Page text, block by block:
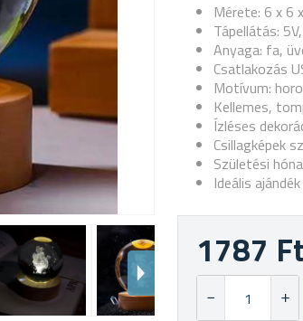
Mérete: 6 x 6
Tápellátás:
Anyaga: fa,
Csatlakozás
Motívum:
Kellemes,
Ízléses
Csillagképek
Születési
Ideális ajándék
1787 Ft